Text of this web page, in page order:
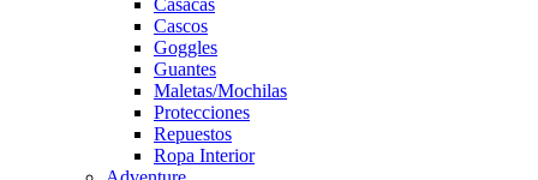
Casacas
Cascos
Goggles
Guantes
Maletas/Mochilas
Protecciones
Repuestos
Ropa Interior